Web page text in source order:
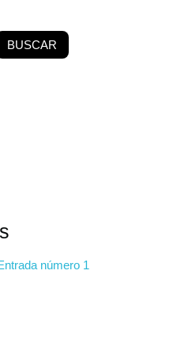
BUSCAR
número 1